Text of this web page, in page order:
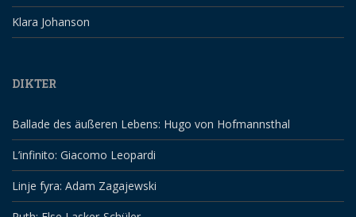
Klara Johanson
DIKTER
Ballade des äußeren Lebens: Hugo von Hofmannsthal
L’infinito: Giacomo Leopardi
Linje fyra: Adam Zagajewski